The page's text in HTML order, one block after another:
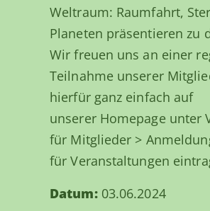
Weltraum: Raumfahrt,
Planeten präsentieren zu
Wir freuen uns an einer
Teilnahme unserer
hierfür ganz einfach auf
unserer Homepage unter
für Mitglieder >
für Veranstaltungen
Datum: 03.06.2024